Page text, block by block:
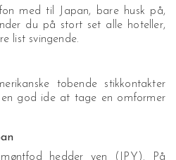
med til Japan, bare husk på,
du på stort set alle hoteller,
list svingende.
tobende stikkontakter
god ide at tage en omformer
hedder yen (JPY). På